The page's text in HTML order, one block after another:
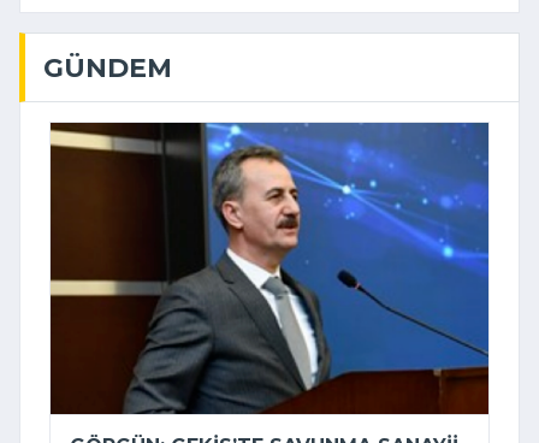
GÜNDEM